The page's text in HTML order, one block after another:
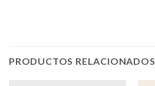
PRODUCTOS RELACIONADOS